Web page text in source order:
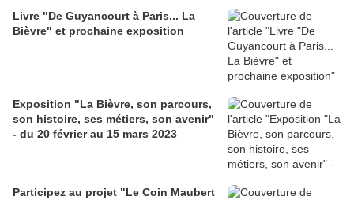
Livre "De Guyancourt à Paris... La
Bièvre" et prochaine exposition
Exposition "La Bièvre, son parcours,
son histoire, ses métiers, son avenir"
- du 20 février au 15 mars 2023
Participez au projet "Le Coin Maubert